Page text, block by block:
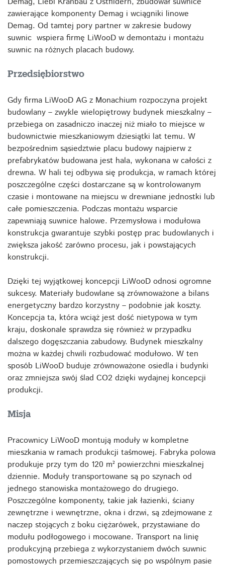
zawierające komponenty Demag i wciągniki linowe
Demag. Od tamtej pory partner w zakresie budowy
suwnic wspiera firmę LiWooD w demontażu i montażu
suwnic na różnych placach budowy.
Przedsiębiorstwo
Gdy firma LiWooD AG z Monachium rozpoczyna projekt
budowlany – zwykle wielopiętrowy budynek mieszkalny –
przebiega on zasadniczo inaczej niż miało to miejsce w
budownictwie mieszkaniowym dziesiątki lat temu. W
bezpośrednim sąsiedztwie placu budowy najpierw z
prefabrykatów budowana jest hala, wykonana w całości z
drewna. W hali tej odbywa się produkcja, w ramach której
poszczególne części dostarczane są w kontrolowanym
czasie i montowane na miejscu w drewniane jednostki lub
całe pomieszczenia. Podczas montażu wsparcie
zapewniają suwnice halowe. Przemysłowa i modułowa
konstrukcja gwarantuje szybki postęp prac budowlanych i
zwiększa jakość zarówno procesu, jak i powstających
konstrukcji.
Dzięki tej wyjątkowej koncepcji LiWooD odnosi ogromne
sukcesy. Materiały budowlane są zrównoważone a bilans
energetyczny bardzo korzystny – podobnie jak koszty.
Koncepcja ta, która wciąż jest dość nietypowa w tym
kraju, doskonale sprawdza się również w przypadku
dalszego dogęszczania zabudowy. Budynek mieszkalny
można w każdej chwili rozbudować modułowo. W ten
sposób LiWooD buduje zrównoważone osiedla i budynki
oraz zmniejsza swój ślad CO2 dzięki wydajnej koncepcji
produkcji.
Misja
Pracownicy LiWooD montują moduły w kompletne
mieszkania w ramach produkcji taśmowej. Fabryka polowa
produkuje przy tym do 120 m² powierzchni mieszkalnej
dziennie. Moduły transportowane są po szynach od
jednego stanowiska montażowego do drugiego.
Poszczególne komponenty, takie jak łazienki, ściany
zewnętrzne i wewnętrzne, okna i drzwi, są zdejmowane z
naczep stojących z boku ciężarówek, przystawiane do
modułu podłogowego i mocowane. Transport na linię
produkcyjną przebiega z wykorzystaniem dwóch suwnic
pomostowych przemieszczających się po wspólnym pasie